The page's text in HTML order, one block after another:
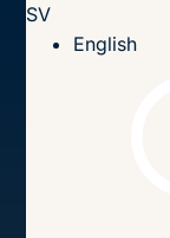
SV
English